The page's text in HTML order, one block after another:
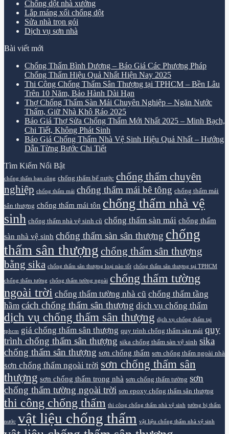
Chống dột nhà xưởng
Lắp máng xối chống dột
Sửa nhà trọn gói
Dịch vụ sơn nhà
Bài viết mới
Chống Thấm Bình Dương – Báo Giá Các Phương Pháp
Chống Thấm Hiệu Quả Nhất Hiện Nay 2025
Thi Công Chống Thấm Sân Thượng tại TPHCM – Bền Lâu
Trên 10 Năm, Bảo Hành Dài Hạn
Thợ Chống Thấm Sàn Mái Chuyên Nghiệp – Ngăn Nước
Thấm, Giữ Nhà Khô Ráo 2025
Báo Giá Thợ Sửa Chống Thấm Mới Nhất 2025 – Minh Bạch,
Chi Tiết, Không Phát Sinh
Báo Giá Chống Thấm Nhà Vệ Sinh Hiệu Quả Nhất – Hướng
Dẫn Từng Bước Chi Tiết
Tìm Kiếm Nổi Bật
chống thấm ban công chống thấm bể nước chống thấm chuyên
nghiệp chống thấm mái chống thấm mái bê tông chống thấm mái
sân thượng chống thấm mái tôn chống thấm nhà vệ
sinh chống thấm nhà vệ sinh cũ chống thấm sàn mái chống thấm
sàn nhà vệ sinh chống thấm sàn sân thượng chống
thấm sân thượng chống thấm sân thượng
bằng sika chống thấm sân thượng loại nào tốt chống thấm sân thượng tại TPHCM
chống thấm tường chống thấm tường ngoài chống thấm tường
ngoài trời chống thấm tường nhà cũ chống thấm tầng
hầm cách chống thấm sân thượng dịch vụ chống thấm
dịch vụ chống thấm sân thượng dịch vụ chống thấm tại
tphcm giá chống thấm sân thượng quy trình chống thấm sàn mái quy
trình chống thấm sân thượng sika chống thấm sàn vệ sinh sika
chống thấm sân thượng sơn chống thấm sơn chống thấm ngoài nhà
sơn chống thấm ngoài trời sơn chống thấm sân
thượng sơn chống thấm trong nhà sơn chống thấm tường sơn
chống thấm tường ngoài trời sơn epoxy chống thấm sân thượng
thi công chống thấm thi công chống thấm nhà vệ sinh tường bị thấm
nước vật liệu chống thấm vật liệu chống thấm nhà vệ sinh